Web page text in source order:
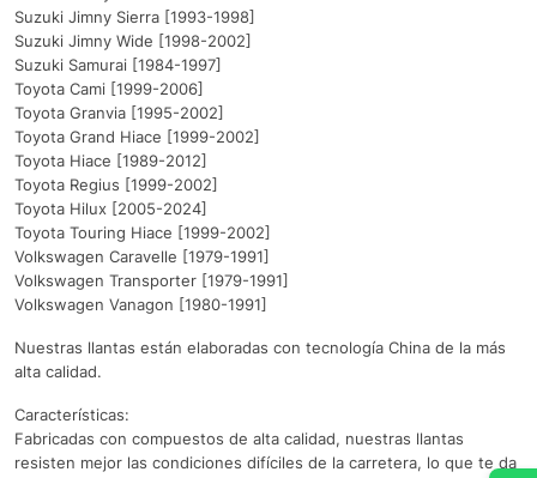
Suzuki Jimny Sierra [1993-1998]
Suzuki Jimny Wide [1998-2002]
Suzuki Samurai [1984-1997]
Toyota Cami [1999-2006]
Toyota Granvia [1995-2002]
Toyota Grand Hiace [1999-2002]
Toyota Hiace [1989-2012]
Toyota Regius [1999-2002]
Toyota Hilux [2005-2024]
Toyota Touring Hiace [1999-2002]
Volkswagen Caravelle [1979-1991]
Volkswagen Transporter [1979-1991]
Volkswagen Vanagon [1980-1991]
Nuestras llantas están elaboradas con tecnología China de la más
alta calidad.
Características:
Fabricadas con compuestos de alta calidad, nuestras llantas
resisten mejor las condiciones difíciles de la carretera, lo que te da